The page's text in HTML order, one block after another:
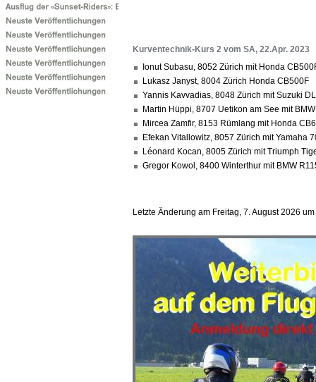
Kurventechnik-Kurs 2 vom SA, 22.Apr. 2023
Ionut Subasu, 8052 Zürich mit Honda
Lukasz Janyst, 8004 Zürich Honda CB500F
Yannis Kavvadias, 8048 Zürich mit Suzuki
Martin Hüppi, 8707 Uetikon am See mit
Mircea Zamfir, 8153 Rümlang mit Honda
Efekan Vitallowitz, 8057 Zürich mit Yamaha
Léonard Kocan, 8005 Zürich mit Triumph
Gregor Kowol, 8400 Winterthur mit BMW
Letzte Änderung am Freitag, 7. August 2026